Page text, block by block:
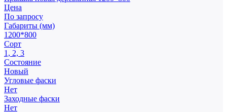
Цена
По запросу
Габариты (мм)
1200*800
Сорт
1, 2, 3
Состояние
Новый
Угловые фаски
Нет
Заходные фаски
Нет